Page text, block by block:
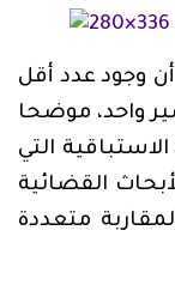
وجود عدد أقل
واحد، موضحا
التي
القضائية
متعددة